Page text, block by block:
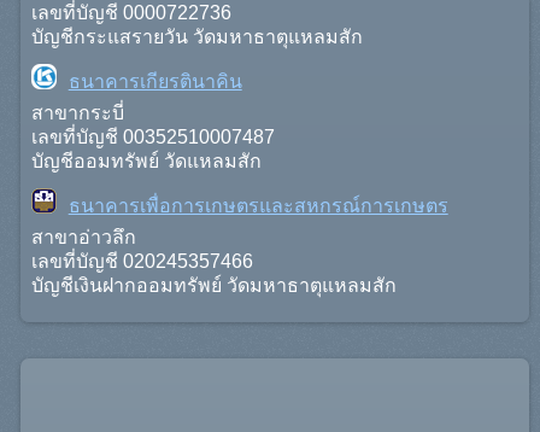
เลขที่บัญชี 0000722736
บัญชีกระแสรายวัน วัดมหาธาตุแหลมสัก
ธนาคารเกียรตินาคิน
สาขากระบี่
เลขที่บัญชี 00352510007487
บัญชีออมทรัพย์ วัดแหลมสัก
ธนาคารเพื่อการเกษตรและสหกรณ์การเกษตร
สาขาอ่าวลึก
เลขที่บัญชี 020245357466
บัญชีเงินฝากออมทรัพย์ วัดมหาธาตุแหลมสัก